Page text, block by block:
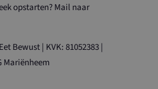
opstarten? Mail naar
Bewust | KVK: 81052383 |
Mariënheem